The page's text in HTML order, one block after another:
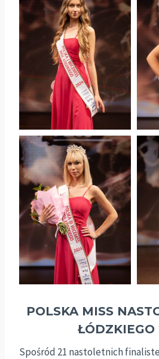
POLSKA MISS
Spośród 21 nastoletnich